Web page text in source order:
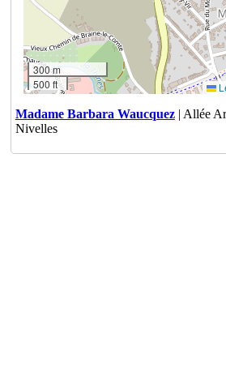
300 m
500 ft
Madame Barbara Waucquez| Allée
Nivelles